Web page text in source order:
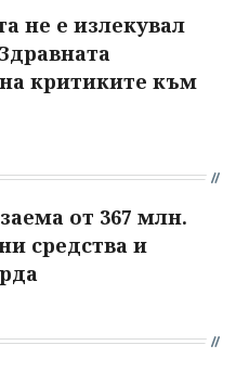
не е излекувал
критиките към
от 367 млн.
средства и